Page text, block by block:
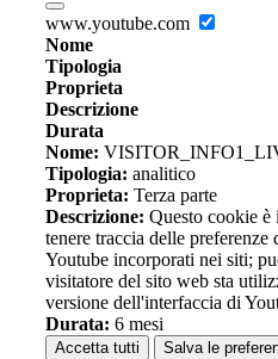
www.youtube.com
Nome
Tipologia
Proprieta
Descrizione
Durata
Nome:
Tipologia: analitico
Proprieta: Terza parte
Descrizione: Questo cookie è
tenere traccia delle
Youtube incorporati nei siti;
visitatore del sito web sta
versione dell'interfaccia di
Durata: 6 mesi
Accetta tutti Salva le